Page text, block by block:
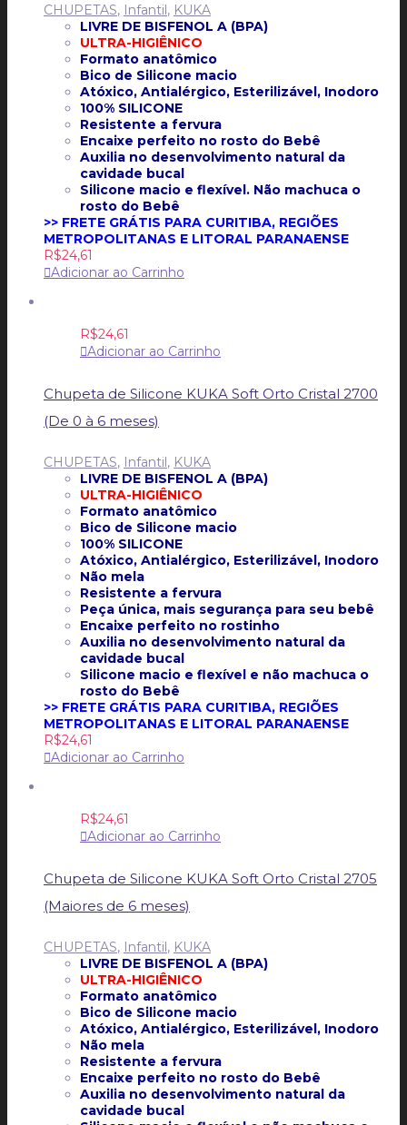
CHUPETAS, Infantil, KUKA
LIVRE DE BISFENOL A (BPA)
ULTRA-HIGIÊNICO
Formato anatômico
Bico de Silicone macio
Atóxico, Antialérgico, Esterilizável, Inodoro
100% SILICONE
Resistente a fervura
Encaixe perfeito no rosto do Bebê
Auxilia no desenvolvimento natural da
cavidade bucal
Silicone macio e flexível. Não machuca o
rosto do Bebê
>> FRETE GRÁTIS PARA CURITIBA, REGIÕES
METROPOLITANAS E LITORAL PARANAENSE
R$24,61
Adicionar ao Carrinho
R$24,61
Adicionar ao Carrinho
Chupeta de Silicone KUKA Soft Orto Cristal 2700
(De 0 à 6 meses)
CHUPETAS, Infantil, KUKA
LIVRE DE BISFENOL A (BPA)
ULTRA-HIGIÊNICO
Formato anatômico
Bico de Silicone macio
100% SILICONE
Atóxico, Antialérgico, Esterilizável, Inodoro
Não mela
Resistente a fervura
Peça única, mais segurança para seu bebê
Encaixe perfeito no rostinho
Auxilia no desenvolvimento natural da
cavidade bucal
Silicone macio e flexível e não machuca o
rosto do Bebê
>> FRETE GRÁTIS PARA CURITIBA, REGIÕES
METROPOLITANAS E LITORAL PARANAENSE
R$24,61
Adicionar ao Carrinho
R$24,61
Adicionar ao Carrinho
Chupeta de Silicone KUKA Soft Orto Cristal 2705
(Maiores de 6 meses)
CHUPETAS, Infantil, KUKA
LIVRE DE BISFENOL A (BPA)
ULTRA-HIGIÊNICO
Formato anatômico
Bico de Silicone macio
Atóxico, Antialérgico, Esterilizável, Inodoro
Não mela
Resistente a fervura
Encaixe perfeito no rosto do Bebê
Auxilia no desenvolvimento natural da
cavidade bucal